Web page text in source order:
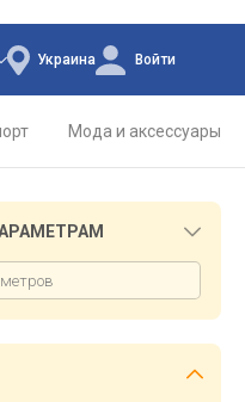
Украина Войти
Мода и аксессуары